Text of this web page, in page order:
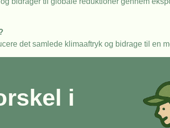
det samlede klimaaftryk og bidrage til en
i